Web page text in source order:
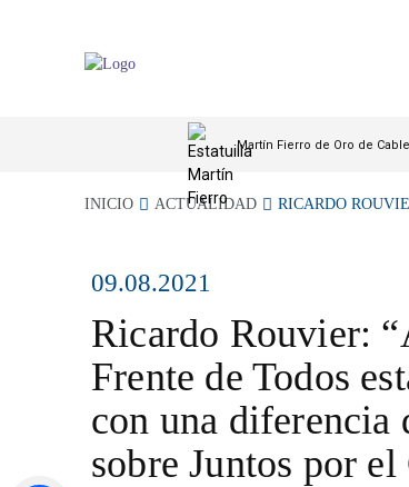
Martín Fierro de Oro de
INICIO ACTUALIDAD RICARDO
09.08.2021
Ricardo Rouvier:
Frente de Todos
con una diferencia
sobre Juntos por